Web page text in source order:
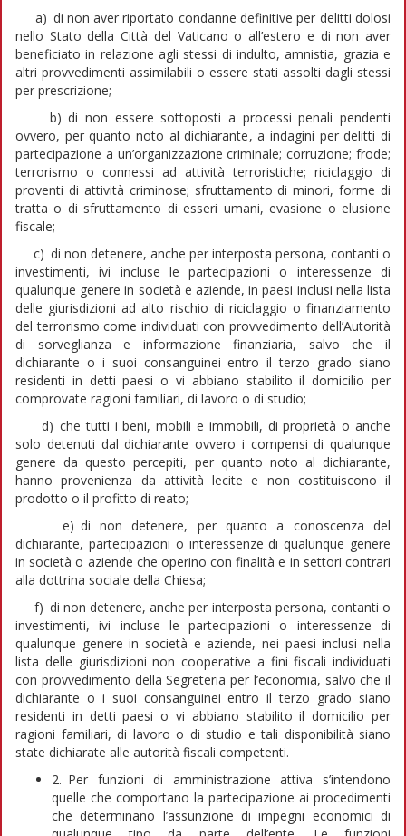
a) di non aver riportato condanne definitive per delitti dolosi
nello Stato della Città del Vaticano o all’estero e di non aver
beneficiato in relazione agli stessi di indulto, amnistia, grazia e
altri provvedimenti assimilabili o essere stati assolti dagli stessi
per prescrizione;
b) di non essere sottoposti a processi penali pendenti
ovvero, per quanto noto al dichiarante, a indagini per delitti di
partecipazione a un’organizzazione criminale; corruzione; frode;
terrorismo o connessi ad attività terroristiche; riciclaggio di
proventi di attività criminose; sfruttamento di minori, forme di
tratta o di sfruttamento di esseri umani, evasione o elusione
fiscale;
c) di non detenere, anche per interposta persona, contanti o
investimenti, ivi incluse le partecipazioni o interessenze di
qualunque genere in società e aziende, in paesi inclusi nella lista
delle giurisdizioni ad alto rischio di riciclaggio o finanziamento
del terrorismo come individuati con provvedimento dell’Autorità
di sorveglianza e informazione finanziaria, salvo che il
dichiarante o i suoi consanguinei entro il terzo grado siano
residenti in detti paesi o vi abbiano stabilito il domicilio per
comprovate ragioni familiari, di lavoro o di studio;
d) che tutti i beni, mobili e immobili, di proprietà o anche
solo detenuti dal dichiarante ovvero i compensi di qualunque
genere da questo percepiti, per quanto noto al dichiarante,
hanno provenienza da attività lecite e non costituiscono il
prodotto o il profitto di reato;
e) di non detenere, per quanto a conoscenza del
dichiarante, partecipazioni o interessenze di qualunque genere
in società o aziende che operino con finalità e in settori contrari
alla dottrina sociale della Chiesa;
f) di non detenere, anche per interposta persona, contanti o
investimenti, ivi incluse le partecipazioni o interessenze di
qualunque genere in società e aziende, nei paesi inclusi nella
lista delle giurisdizioni non cooperative a fini fiscali individuati
con provvedimento della Segreteria per l’economia, salvo che il
dichiarante o i suoi consanguinei entro il terzo grado siano
residenti in detti paesi o vi abbiano stabilito il domicilio per
ragioni familiari, di lavoro o di studio e tali disponibilità siano
state dichiarate alle autorità fiscali competenti.
2. Per funzioni di amministrazione attiva s’intendono
quelle che comportano la partecipazione ai procedimenti
che determinano l’assunzione di impegni economici di